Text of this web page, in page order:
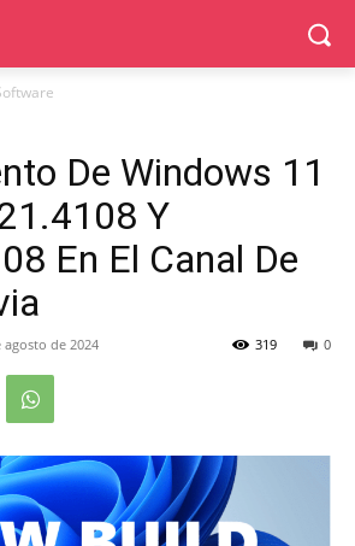
De Windows 11
Y
En El Canal De
agosto de 2024 0
319